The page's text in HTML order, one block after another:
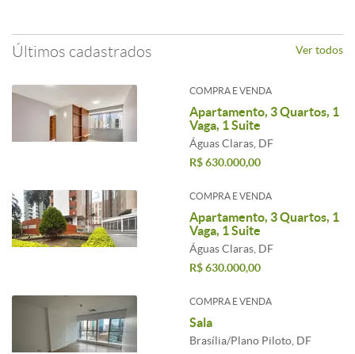
Últimos cadastrados Ver todos
COMPRA E VENDA
Apartamento, 3 Quartos, 1
Vaga, 1 Suite
Águas Claras, DF
R$ 630.000,00
COMPRA E VENDA
Apartamento, 3 Quartos, 1
Vaga, 1 Suite
Águas Claras, DF
R$ 630.000,00
COMPRA E VENDA
Sala
Brasília/Plano Piloto, DF